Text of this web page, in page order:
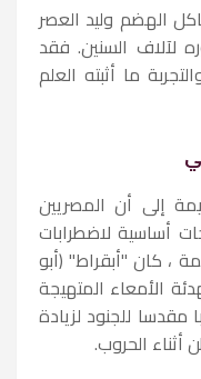
الهضم وليد العصر
لآلاف السنين. فقد
ما أثبته العلم
إلى أن المصريين
أساسية لاضطرابات
، كان "أبقراط" (أبو
الأمعاء المتهيجة
للجنود لزيادة
الحروب.